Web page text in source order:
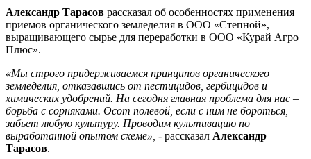
Александр Тарасов рассказал об особенностях применения
приемов органического земледелия в ООО «Степной»,
выращивающего сырье для переработки в ООО «Курай Агро
Плюс».
«Мы строго придерживаемся принципов органического
земледелия, отказавшись от пестицидов, гербицидов и
химических удобрений. На сегодня главная проблема для нас –
борьба с сорняками. Осот полевой, если с ним не бороться,
забьет любую культуру. Проводим культивацию по
выработанной опытом схеме», - рассказал Александр
Тарасов.